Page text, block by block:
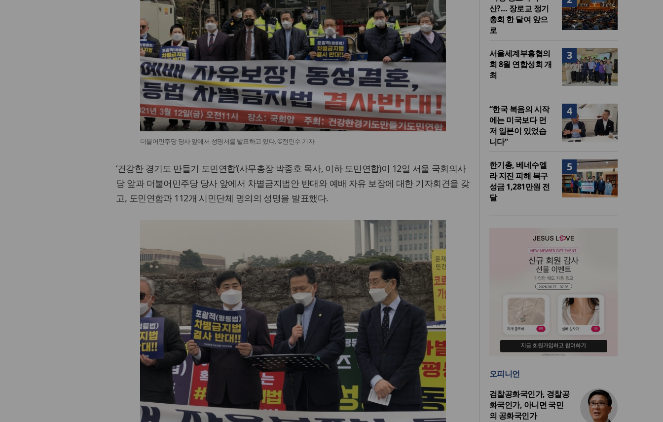
더불어민주당 당사 앞에서 성명서를 발표하고 있다. ©전민수 기자
‘건강한 경기도 만들기 도민연합’(사무총장 박종호 목사, 이하 도민연합)이 12일 서울 국회의사
당 앞과 더불어민주당 당사 앞에서 차별금지법안 반대와 예배 자유 보장에 대한 기자회견을 갖
고, 도민연합과 112개 시민단체 명의의 성명을 발표했다.
산?… 장로교 정기
총회 한 달여 앞으
로
3
서울세계부흥협의
회 8월 연합성회 개
최
4
“한국 복음의 시작
에는 미국보다 먼
저 일본이 있었습
니다”
5
한기총, 베네수엘
라 지진 피해 복구
성금 1,281만원 전
달
오피니언
검찰공화국인가, 경찰공
화국인가, 아니면 국민
의 공화국인가